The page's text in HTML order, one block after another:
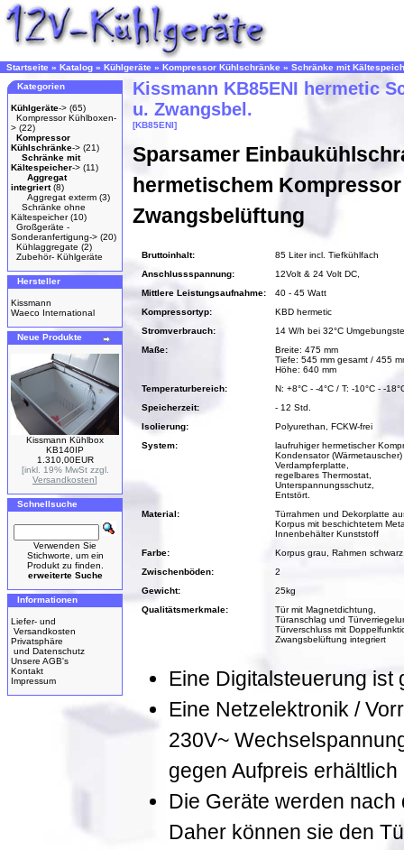
Startseite » Katalog » Kühlgeräte » Kompressor Kühlschränke » Schränke mit
Kategorien
Kühlgeräte-> (65)
Kompressor Kühlboxen-
> (22)
Kompressor
Kühlschränke-> (21)
Schränke mit
Kältespeicher-> (11)
Aggregat
integriert(8)
Aggregat exterm (3)
Schränke ohne
Kältespeicher(10)
Großgeräte -
Sonderanfertigung-> (20)
Kühlaggregate (2)
Zubehör- Kühlgeräte
Hersteller
Kissmann
Waeco International
Neue Produkte
Kissmann Kühlbox
KB140IP
1.310,00EUR
[inkl. 19% MwSt zzgl.
Versandkosten]
Schnellsuche
Verwenden Sie
Stichworte, um ein
Produkt zu finden.
erweiterte Suche
Informationen
Liefer- und
Versandkosten
Privatsphäre
und Datenschutz
Unsere AGB's
Kontakt
Impressum
Kissmann KB85ENI hermetic
u. Zwangsbel.
[KB85ENI]
Sparsamer
hermetischem
Zwangsbelüftung
Bruttoinhalt:
85 Liter incl. Tiefkühlfach
Anschlussspannung:
12Volt & 24 Volt DC,
Mittlere Leistungsaufnahme:
40 - 45 Watt
Kompressortyp:
KBD hermetic
Stromverbrauch:
14 W/h bei 32°C
Maße:
Breite: 475 mm
Tiefe: 545 mm gesamt / 455
Höhe: 640 mm
Temperaturbereich:
N: +8°C - -4°C / T: -10°C - -
Speicherzeit:
- 12 Std.
Isolierung:
Polyurethan, FCKW-frei
System:
laufruhiger hermetischer
Kondensator
Verdampferplatte,
regelbares Thermostat,
Unterspannungsschutz,
Entstört.
Material:
Türrahmen und Dekorplatte
Korpus mit beschichtetem
Innenbehälter Kunststoff
Farbe:
Korpus grau, Rahmen
Zwischenböden:
2
Gewicht:
25kg
Qualitätsmerkmale:
Tür mit Magnetdichtung,
Türanschlag und
Türverschluss mit
Zwangsbelüftung integriert
Eine Digitalsteuerung ist
Eine Netzelektronik /
230V~
gegen Aufpreis erhältlich
Die Geräte werden
Daher können sie den